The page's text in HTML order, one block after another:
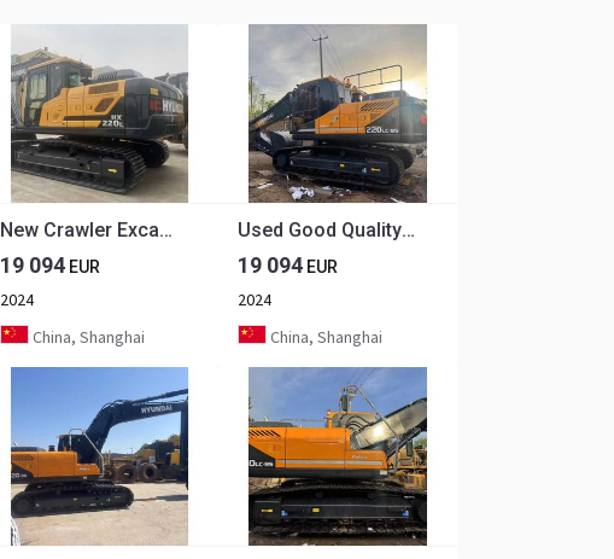
New Crawler Excavator 2025 Model Hyundai Hx220hd Crawler Excavator 22t
19 094EUR
2024
China, Shanghai
Used Good Quality Excavator Korea Hyundai 225LC-9T 225Lc-7 220LC-9S 150Lc-7 Good Quality for Sale at Low Price
19 094 EUR
2024
China, Shanghai